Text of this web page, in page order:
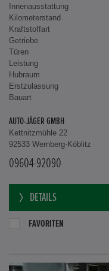
Innenausstattung
Kilometerstand
Kraftstoffart
Getriebe
Türen
Leistung
Hubraum
Erstzulassung
Bauart
AUTO-JÄGER GMBH
Kettnitzmühle 22
92533 Wernberg-Köblitz
09604-92090
DETAILS
FAVORITEN